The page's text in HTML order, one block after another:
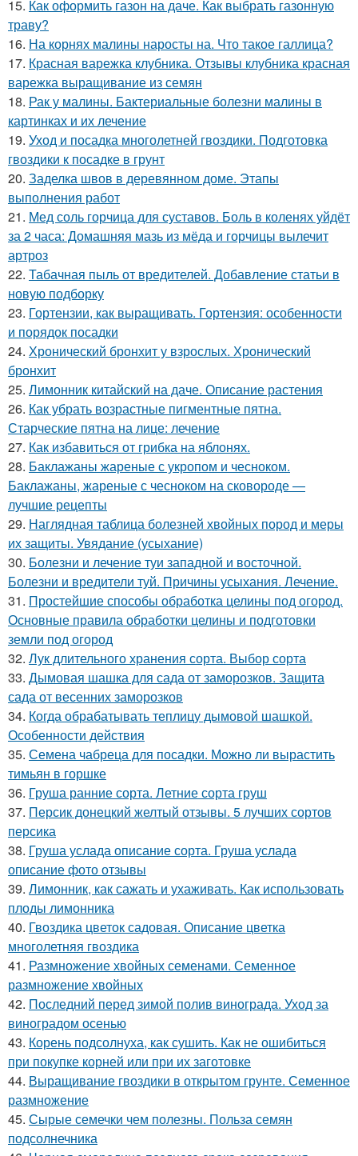
15. Как оформить газон на даче. Как выбрать газонную
траву?
16. На корнях малины наросты на. Что такое галлица?
17. Красная варежка клубника. Отзывы клубника красная
варежка выращивание из семян
18. Рак у малины. Бактериальные болезни малины в
картинках и их лечение
19. Уход и посадка многолетней гвоздики. Подготовка
гвоздики к посадке в грунт
20. Заделка швов в деревянном доме. Этапы
выполнения работ
21. Мед соль горчица для суставов. Боль в коленях уйдёт
за 2 часа: Домашняя мазь из мёда и горчицы вылечит
артроз
22. Табачная пыль от вредителей. Добавление статьи в
новую подборку
23. Гортензии, как выращивать. Гортензия: особенности
и порядок посадки
24. Хронический бронхит у взрослых. Хронический
бронхит
25. Лимонник китайский на даче. Описание растения
26. Как убрать возрастные пигментные пятна.
Старческие пятна на лице: лечение
27. Как избавиться от грибка на яблонях.
28. Баклажаны жареные с укропом и чесноком.
Баклажаны, жареные с чесноком на сковороде —
лучшие рецепты
29. Наглядная таблица болезней хвойных пород и меры
их защиты. Увядание (усыхание)
30. Болезни и лечение туи западной и восточной.
Болезни и вредители туй. Причины усыхания. Лечение.
31. Простейшие способы обработка целины под огород.
Основные правила обработки целины и подготовки
земли под огород
32. Лук длительного хранения сорта. Выбор сорта
33. Дымовая шашка для сада от заморозков. Защита
сада от весенних заморозков
34. Когда обрабатывать теплицу дымовой шашкой.
Особенности действия
35. Семена чабреца для посадки. Можно ли вырастить
тимьян в горшке
36. Груша ранние сорта. Летние сорта груш
37. Персик донецкий желтый отзывы. 5 лучших сортов
персика
38. Груша услада описание сорта. Груша услада
описание фото отзывы
39. Лимонник, как сажать и ухаживать. Как использовать
плоды лимонника
40. Гвоздика цветок садовая. Описание цветка
многолетняя гвоздика
41. Размножение хвойных семенами. Семенное
размножение хвойных
42. Последний перед зимой полив винограда. Уход за
виноградом осенью
43. Корень подсолнуха, как сушить. Как не ошибиться
при покупке корней или при их заготовке
44. Выращивание гвоздики в открытом грунте. Семенное
размножение
45. Сырые семечки чем полезны. Польза семян
подсолнечника